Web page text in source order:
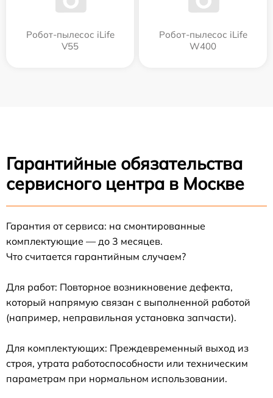
Робот-пылесос iLife
V55
Робот-пылесос iLife
W400
Гарантийные обязательства
сервисного центра в Москве
Гарантия от сервиса: на смонтированные
комплектующие — до 3 месяцев.
Что считается гарантийным случаем?
Для работ: Повторное возникновение дефекта,
который напрямую связан с выполненной работой
(например, неправильная установка запчасти).
Для комплектующих: Преждевременный выход из
строя, утрата работоспособности или техническим
параметрам при нормальном использовании.